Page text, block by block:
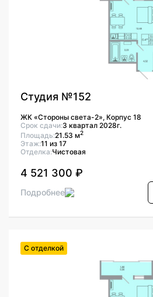
Студия №152
ЖК «Стороны света-2», Корпус 18
Срок сдачи:3 квартал 2028г.
Площадь:21.53 м2
Этаж:11 из 17
Отделка:Чистовая
4 521 300 ₽
Подробнее
С отделкой